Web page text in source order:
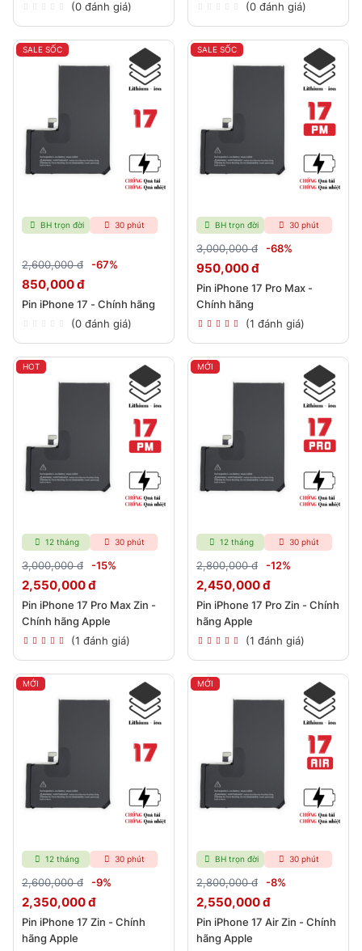
(0 đánh giá)
(0 đánh giá)
SALE SỐC
BH trọn đời 30 phút
2,600,000 đ -67%
850,000 đ
Pin iPhone 17 - Chính hãng
(0 đánh giá)
SALE SỐC
BH trọn đời 30 phút
3,000,000 đ -68%
950,000 đ
Pin iPhone 17 Pro Max -
Chính hãng
(1 đánh giá)
HOT
12 tháng 30 phút
3,000,000 đ -15%
2,550,000 đ
Pin iPhone 17 Pro Max Zin -
Chính hãng Apple
(1 đánh giá)
MỚI
12 tháng 30 phút
2,800,000 đ -12%
2,450,000 đ
Pin iPhone 17 Pro Zin - Chính
hãng Apple
(1 đánh giá)
MỚI
12 tháng 30 phút
2,600,000 đ -9%
2,350,000 đ
Pin iPhone 17 Zin - Chính
hãng Apple
MỚI
BH trọn đời 30 phút
2,800,000 đ -8%
2,550,000 đ
Pin iPhone 17 Air Zin - Chính
hãng Apple